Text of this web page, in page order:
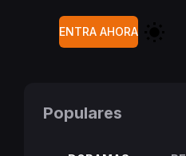
ENTRA AHORA
Populares